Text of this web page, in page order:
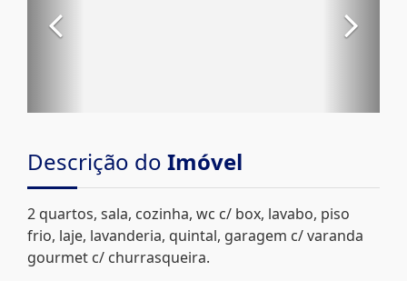
Descrição do Imóvel
2 quartos, sala, cozinha, wc c/ box, lavabo, piso
frio, laje, lavanderia, quintal, garagem c/ varanda
gourmet c/ churrasqueira.